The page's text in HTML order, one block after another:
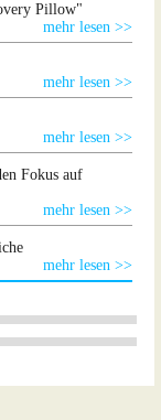
Pillow"
mehr lesen >>
mehr lesen >>
mehr lesen >>
Fokus auf
mehr lesen >>
mehr lesen >>